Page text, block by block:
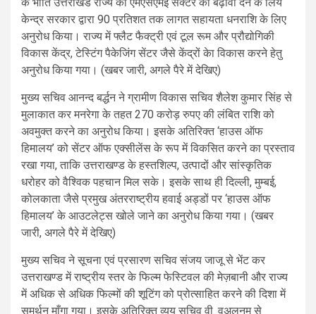
केन्द्र सरकार द्वारा 90 प्रतिशत तक लागत सहायता धनराशि के लिए
अनुरोध किया। राज्य में फ्लैट फैक्ट्री एवं टूल रूम और प्रौद्योगिकी
विकास केंद्र, टेस्टिंग पैकेजिंग सेंटर जैसे केंद्रों केा विकास करने हेतु
अनुरोध किया गया। (खबर जारी, अगले पैरे में देखिए)
मुख्य सचिव आनन्द बर्द्धन ने ग्रामीण विकास सचिव शैलेश कुमार सिंह से
मुलाकात कर मनरेगा के तहत 270 करोड़ रुपए की लंबित राशि को
अवमुक्त करने का अनुरोध किया। इसके अतिरिक्त ‘हाउस ऑफ
हिमालय’ को सेंटर ऑफ एक्सीलेंस के रूप में विकसित करने का प्रस्ताव
रखा गया, ताकि उत्तराखण्ड के हस्तशिल्प, उत्पादों और सांस्कृतिक
धरोहर को वैश्विक पहचान मिल सके। इसके साथ ही दिल्ली, मुम्बई,
कोलकाता जैसे प्रमुख अंतरराष्ट्रीय हवाई अड्डों पर ‘हाउस ऑफ
हिमालय’ के आउटलेट्स खोले जाने का अनुरोध किया गया। (खबर
जारी, अगले पैरे में देखिए)
मुख्य सचिव ने सूचना एवं प्रसारण सचिव संजय जाजू से भेंट कर
उत्तराखण्ड में राष्ट्रीय स्तर के फिल्म फेस्टिवल की मेज़बानी और राज्य
में अधिक से अधिक फिल्मों की शूटिंग को प्रोत्साहित करने की दिशा में
समर्थन माँगा गया। इसके अतिरिक्त व्यय सचिव वी. वुअलनम से